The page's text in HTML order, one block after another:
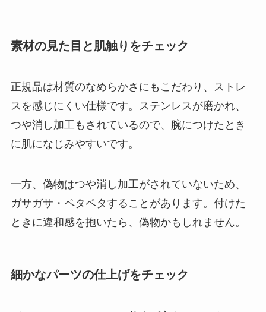
素材の見た目と肌触りをチェック
正規品は材質のなめらかさにもこだわり、ストレ
スを感じにくい仕様です。ステンレスが磨かれ、
つや消し加工もされているので、腕につけたとき
に肌になじみやすいです。
一方、偽物はつや消し加工がされていないため、
ガサガサ・ペタペタすることがあります。付けた
ときに違和感を抱いたら、偽物かもしれません。
細かなパーツの仕上げをチェック